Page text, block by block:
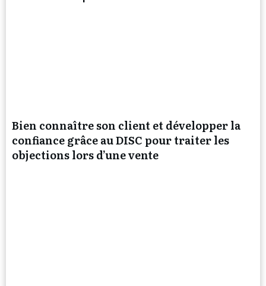
Bien connaître son client et développer la
confiance grâce au DISC pour traiter les
objections lors d’une vente